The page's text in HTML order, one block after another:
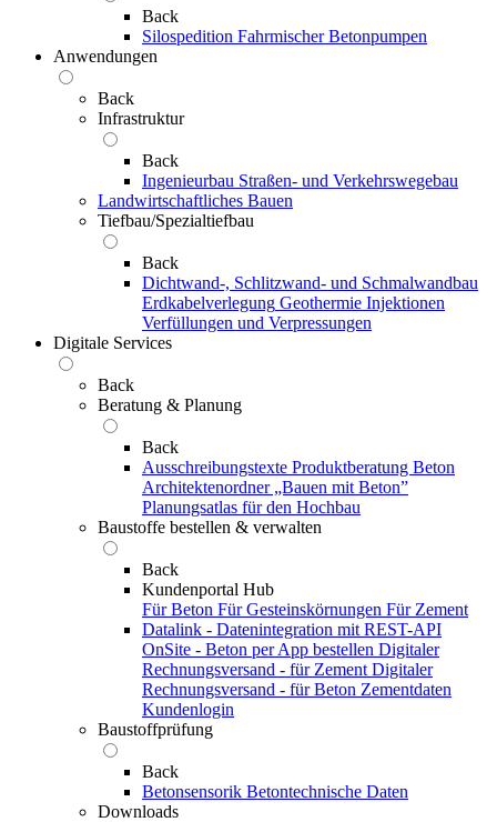
Back
Silospedition Fahrmischer Betonpumpen
Anwendungen
Back
Infrastruktur
Back
Ingenieurbau Straßen- und Verkehrswegebau
Landwirtschaftliches Bauen
Tiefbau/Spezialtiefbau
Back
Dichtwand-, Schlitzwand- und Schmalwandbau
Erdkabelverlegung Geothermie Injektionen
Verfüllungen und Verpressungen
Digitale Services
Back
Beratung & Planung
Back
Ausschreibungstexte Produktberatung Beton
Architektenordner „Bauen mit Beton”
Planungsatlas für den Hochbau
Baustoffe bestellen & verwalten
Back
Kundenportal Hub
Für Beton Für Gesteinskörnungen Für Zement
Datalink - Datenintegration mit REST-API
OnSite - Beton per App bestellen Digitaler
Rechnungsversand - für Zement Digitaler
Rechnungsversand - für Beton Zementdaten
Kundenlogin
Baustoffprüfung
Back
Betonsensorik Betontechnische Daten
Downloads